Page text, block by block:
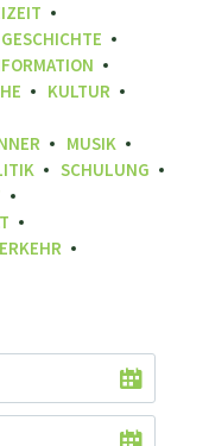
GESCHICHTE
KULTUR
MUSIK
SCHULUNG